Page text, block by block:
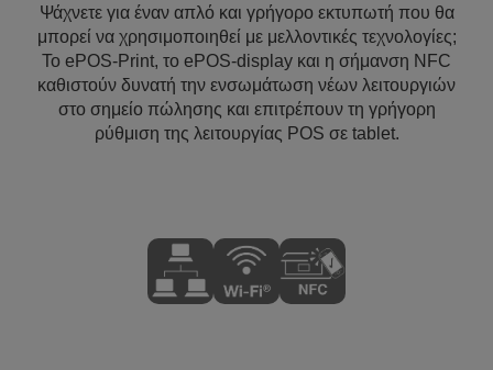
Ψάχνετε για έναν απλό και γρήγορο εκτυπωτή που θα
μπορεί να χρησιμοποιηθεί με μελλοντικές τεχνολογίες;
Το ePOS-Print, το ePOS-display και η σήμανση NFC
καθιστούν δυνατή την ενσωμάτωση νέων λειτουργιών
στο σημείο πώλησης και επιτρέπουν τη γρήγορη
ρύθμιση της λειτουργίας POS σε tablet.